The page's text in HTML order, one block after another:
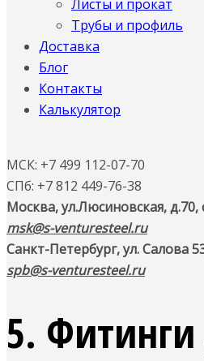
Листы и прокат
Трубы и профиль
Доставка
Блог
Контакты
Калькулятор
МСК: +7 499 112-07-70
СПб: +7 812 449-76-38
Москва, ул.Люсиновская, д.70,
msk@s-venturesteel.ru
Санкт-Петербург, ул. Салова
spb@s-venturesteel.ru
5. Фитинги